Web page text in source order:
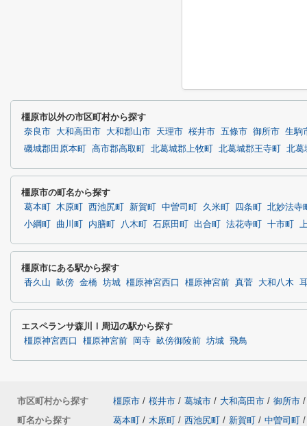
橿原市以外の市区町村から探す
奈良市 大和高田市 大和郡山市 天理市 桜井市 五條市 御所市 生駒
磯城郡田原本町
高市郡高取町 北葛城郡上牧町 北葛城郡王寺町 北葛
橿原市の町名から探す
葛本町 木原町 西池尻町 新賀町 中曽司町 久米町 四条町
北妙法寺
小綱町
曲川町 内膳町 八木町 石原田町 出合町 法花寺町 十市町
橿原市にある駅から探す
香久山 畝傍 金橋 坊城 橿原神宮西口 橿原神宮前 真菅 大和八木
エスペランサ森川Ⅰ周辺の駅から探す
橿原神宮西口 橿原神宮前 岡寺 畝傍御陵前 坊城 飛鳥
市区町村から探す 橿原市 / 桜井市 / 葛城市 / 大和高田市 / 御所市 /
町名から探す
葛本町 / 木原町 / 西池尻町 / 新賀町 / 中曽司町 /